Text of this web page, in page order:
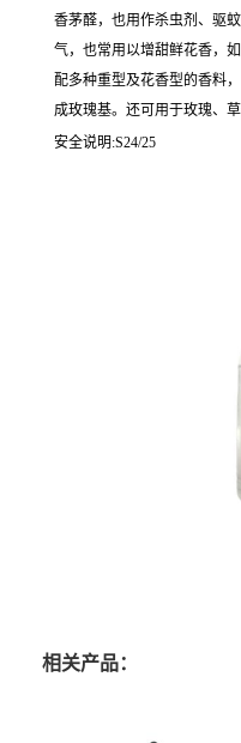
香茅醛，也用作杀虫剂、驱
气，也常用以增甜鲜花香，
配多种重型及花香型的香料
成玫瑰基。还可用于玫瑰、
安全说明:S24/25
相关产品：